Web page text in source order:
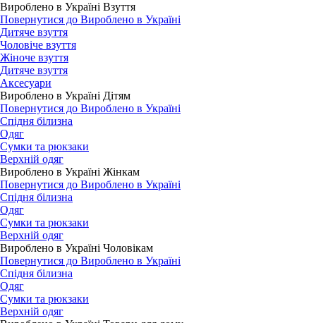
Вироблено в Україні Взуття
Повернутися до Вироблено в Україні
Дитяче взуття
Чоловіче взуття
Жіноче взуття
Дитяче взуття
Аксесуари
Вироблено в Україні Дітям
Повернутися до Вироблено в Україні
Спідня білизна
Одяг
Сумки та рюкзаки
Верхній одяг
Вироблено в Україні Жінкам
Повернутися до Вироблено в Україні
Спідня білизна
Одяг
Сумки та рюкзаки
Верхній одяг
Вироблено в Україні Чоловікам
Повернутися до Вироблено в Україні
Спідня білизна
Одяг
Сумки та рюкзаки
Верхній одяг